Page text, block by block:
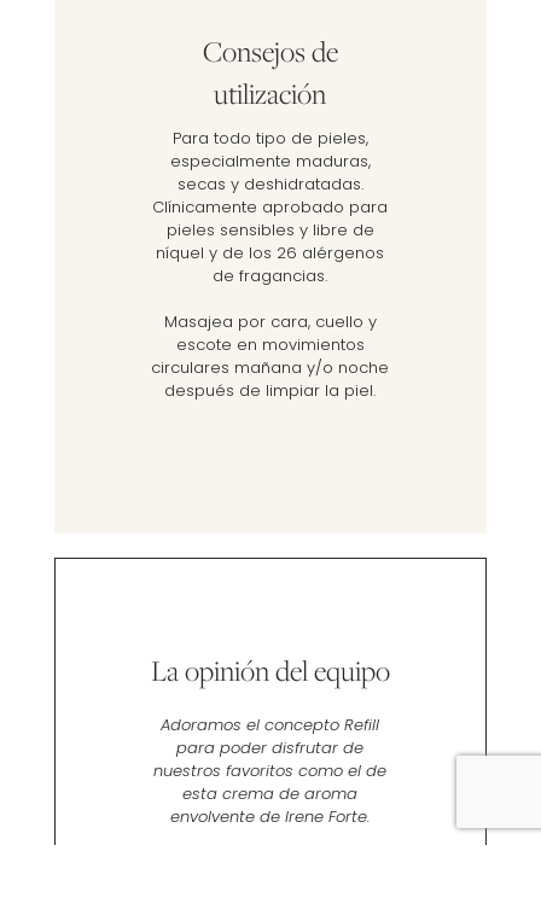
Consejos de
utilización
Para todo tipo de pieles,
especialmente maduras,
secas y deshidratadas.
Clínicamente aprobado para
pieles sensibles y libre de
níquel y de los 26 alérgenos
de fragancias.
Masajea por cara, cuello y
escote en movimientos
circulares mañana y/o noche
después de limpiar la piel.
La opinión del equipo
Adoramos el concepto Refill
para poder disfrutar de
nuestros favoritos como el de
esta crema de aroma
envolvente de Irene Forte.